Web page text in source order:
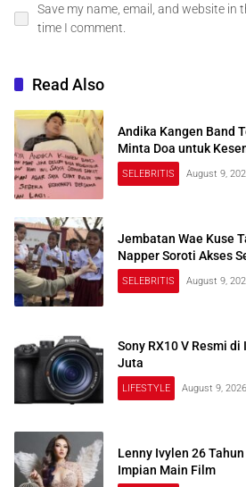
Save my name, email, and website in
time I comment.
Read Also
Andika Kangen Band
Minta Doa untuk
SELEBRITIS August 9,
Jembatan Wae Kuse
Napper Soroti Akses
SELEBRITIS August 9,
Sony RX10 V Resmi
Juta
LIFESTYLE August 9, 2026
Lenny Ivylen 26
Impian Main Film